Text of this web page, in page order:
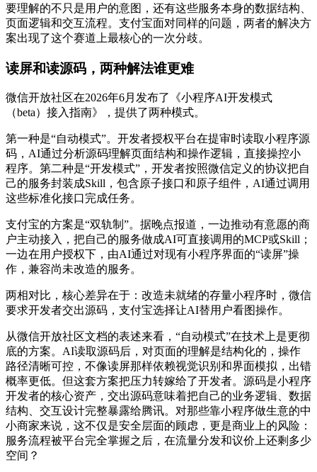
要理解的不只是用户的意图，还有这些服务本身的数据结构、
页面逻辑和交互流程。支付宝面对同样的问题，两者的解决方
案出现了这个赛道上最核心的一次分歧。
读屏和读源码，两种解法谁更难
微信开放社区在2026年6月发布了《小程序AI开发模式
（beta）接入指南》，提供了两种模式。
第一种是“自动模式”。开发者授权平台在提审时读取小程序源
码，AI通过分析源码理解页面结构和操作逻辑，直接操控小
程序。第二种是“开发模式”，开发者按照微信定义的协议把自
己的服务封装成Skill，包含原子接口和原子组件，AI通过调用
这些标准化接口完成任务。
支付宝的方案是“双轨制”。据晚点报道，一边推动有意愿的商
户主动接入，把自己的服务做成AI可直接调用的MCP或Skill；
一边在用户授权下，由AI通过对现有小程序界面的“读屏”操
作，兼容尚未改造的服务。
两相对比，核心差异在于：改造未就绪的存量小程序时，微信
要求开发者交出源码，支付宝选择让AI替用户看图操作。
从微信开放社区文档的表述来看，“自动模式”在技术上是更彻
底的方案。AI读取源码后，对页面的理解是结构化的，操作
路径清晰可控，不像读屏那样依赖视觉识别和界面模拟，出错
概率更低。但这套方案把压力转嫁给了开发者。源码是小程序
开发者的核心资产，交出源码意味着把自己的业务逻辑、数据
结构、交互设计完整暴露给腾讯。对那些靠小程序做生意的中
小商家来说，这不仅是安全层面的顾虑，更是商业上的风险：
服务流程被平台完全掌握之后，在流量分发和议价上还剩多少
空间？